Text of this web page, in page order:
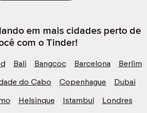
em mais cidades perto de
com o Tinder!
Bali Bangcoc Barcelona
Berlim
do Cabo Copenhague
Dubai
Helsinque Istambul
Londres